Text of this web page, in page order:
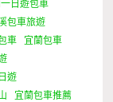
日遊包車
包車旅遊
車
宜蘭包車
遊
宜蘭包車推薦